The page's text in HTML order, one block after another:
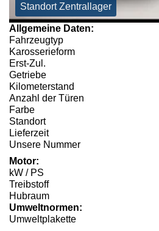
Standort Zentrallager
Allgemeine Daten:
Fahrzeugtyp
Karosserieform
Erst-Zul.
Getriebe
Kilometerstand
Anzahl der Türen
Farbe
Standort
Lieferzeit
Unsere Nummer
Motor:
kW / PS
Treibstoff
Hubraum
Umweltnormen:
Umweltplakette